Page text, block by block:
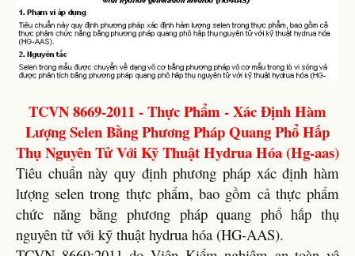
TCVN 8669-2011 - Thực Phẩm - Xác Định Hàm
Lượng Selen Bằng Phương Pháp Quang Phổ Hấp
Thụ Nguyên Tử Với Kỹ Thuật Hydrua Hóa (Hg-aas)
Tiêu chuẩn này quy định phương pháp xác định hàm
lượng selen trong thực phẩm, bao gồm cả thực phẩm
chức năng bằng phương pháp quang phổ hấp thụ
nguyên tử với kỹ thuật hydrua hóa (HG-AAS).